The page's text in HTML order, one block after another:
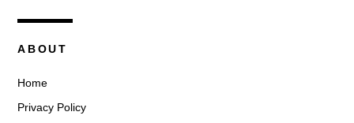
ABOUT
Home
Privacy Policy